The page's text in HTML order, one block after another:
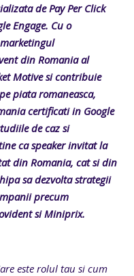
de Pay Per Click
Engage. Cu o
din Romania al
Motive si contribuie
piata romaneasca,
certificati in Google
de caz si
ca speaker invitat la
din Romania, cat si din
sa dezvolta strategii
precum
si Miniprix.
este rolul tau si cum